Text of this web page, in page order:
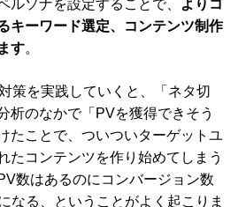
ルソナを設定することで、
よりコ
キーワード選定、コンテンツ制作
す。
策を実践していくと、「ネタ切
析のなかで「PVを獲得できそう
たことで、ついついターゲットユ
たコンテンツを作り始めてしまう
数はあるのにコンバージョン数
なる、ということがよく起こりま